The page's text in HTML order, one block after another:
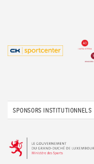
SPONSORS INSTITUTIONNELS